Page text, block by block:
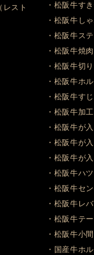
レスト
・松阪牛す
・松阪牛し
・松阪牛ス
・松阪牛焼肉
・松阪牛切
・松阪牛ホ
・松阪牛すじ
・松阪牛加
・松阪牛が
・松阪牛が
・松阪牛が
・松阪牛ハツ
・松阪牛セ
・松阪牛レ
・松阪牛テ
・松阪牛小
・国産牛ホ